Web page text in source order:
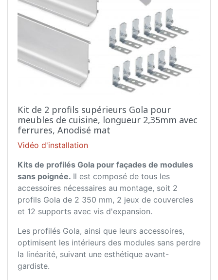
Kit de 2 profils supérieurs Gola pour
meubles de cuisine, longueur 2,35mm avec
ferrures, Anodisé mat
Vidéo d'installation
Kits de profilés Gola pour façades de modules
sans poignée. Il est composé de tous les
accessoires nécessaires au montage, soit 2
profils Gola de 2 350 mm, 2 jeux de couvercles
et 12 supports avec vis d'expansion.
Les profilés Gola, ainsi que leurs accessoires,
optimisent les intérieurs des modules sans perdre
la linéarité, suivant une esthétique avant-
gardiste.